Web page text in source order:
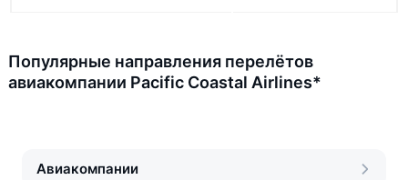
Популярные направления перелётов
авиакомпании Pacific Coastal Airlines*
Авиакомпании